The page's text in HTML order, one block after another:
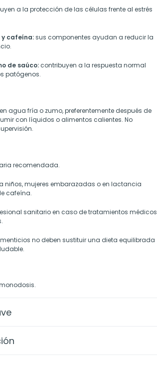
a la protección de las células frente al estrés
y cafeína:sus componentes ayudan a reducir la
de saúco: contribuyen a la respuesta normal
patógenos.
agua fría o zumo, preferentemente después de
con líquidos o alimentos calientes. No
recomendada.
niños, mujeres embarazadas o en lactancia
cafeína.
sanitario en caso de tratamientos médicos
no deben sustituir una dieta equilibrada